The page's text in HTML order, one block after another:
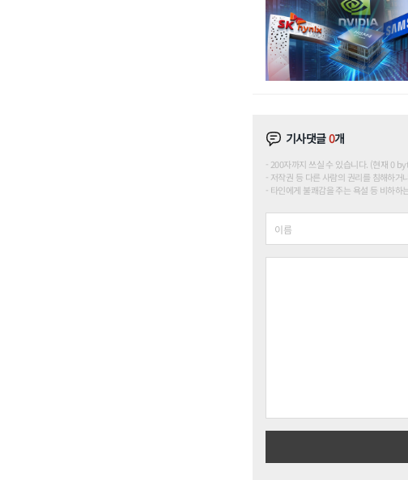
기사댓글0개
200자까지 쓰실 수 있습니다. (현재 0
저작권 등 다른 사람의 권리를 침해하거
타인에게 불쾌감을 주는 욕설 등 비하